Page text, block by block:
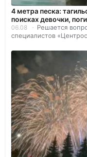
4 метра песка:
поисках девочки,
06.08
Решается
специалистов